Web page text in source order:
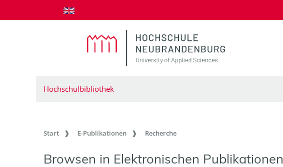
zum Inhalt springen
Hochschulbibliothek
Start E-Publikationen Recherche
Browsen in Elektronischen Publikationen